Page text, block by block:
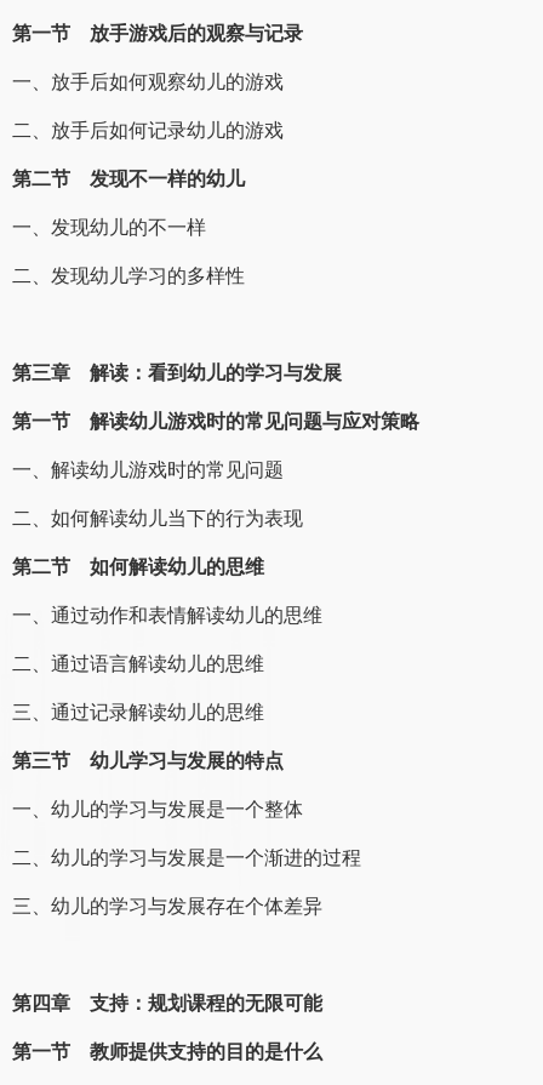
第一节 放手游戏后的观察与记录
一、放手后如何观察幼儿的游戏
二、放手后如何记录幼儿的游戏
第二节 发现不一样的幼儿
一、发现幼儿的不一样
二、发现幼儿学习的多样性
第三章 解读：看到幼儿的学习与发展
第一节 解读幼儿游戏时的常见问题与应对策略
一、解读幼儿游戏时的常见问题
二、如何解读幼儿当下的行为表现
第二节 如何解读幼儿的思维
一、通过动作和表情解读幼儿的思维
二、通过语言解读幼儿的思维
三、通过记录解读幼儿的思维
第三节 幼儿学习与发展的特点
一、幼儿的学习与发展是一个整体
二、幼儿的学习与发展是一个渐进的过程
三、幼儿的学习与发展存在个体差异
第四章 支持：规划课程的无限可能
第一节 教师提供支持的目的是什么